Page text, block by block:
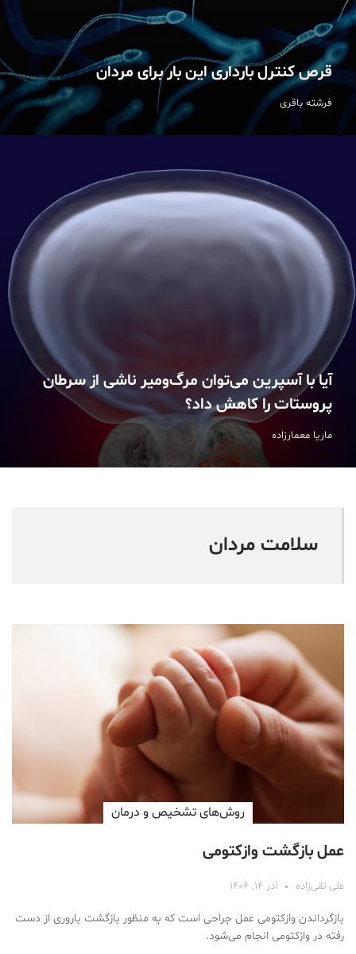
فرشته باقری
قرص کنترل بارداری این بار برای مردان
ماریا معمارزاده
آیا با آسپرین می‌توان مرگ‌ومیر ناشی از سرطان
پروستات را کاهش داد؟
سلامت مردان
روش‌های تشخیص و درمان
عمل بازگشت وازکتومی
علی تقی‌زاده آذر ۱۴, ۱۴۰۴
بازگرداندن وازکتومی عمل جراحی است که به منظور بازگشت باروری از دست
رفته در وازکتومی انجام می‌شود.